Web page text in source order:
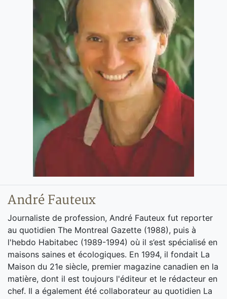
André Fauteux
Journaliste de profession, André Fauteux fut reporter
au quotidien The Montreal Gazette (1988), puis à
l'hebdo Habitabec (1989-1994) où il s’est spécialisé en
maisons saines et écologiques. En 1994, il fondait La
Maison du 21e siècle, premier magazine canadien en la
matière, dont il est toujours l'éditeur et le rédacteur en
chef. Il a également été collaborateur au quotidien La